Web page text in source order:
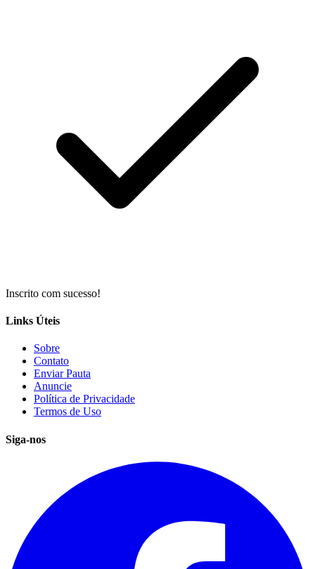
Inscrito com sucesso!
Links Úteis
Sobre
Contato
Enviar Pauta
Anuncie
Política de Privacidade
Termos de Uso
Siga-nos